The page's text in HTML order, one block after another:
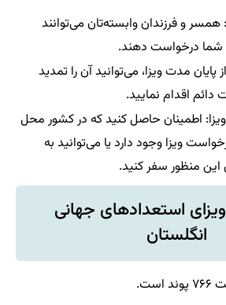
و فرزندان وابسته‌تان می‌توانند
شما درخواست دهند.
پایان مدت ویزا، می‌توانید آن را تمدید
دائم اقدام نمایید.
اطمینان حاصل کنید که در کشور محل
ویزا وجود دارد یا می‌توانید به
این منظور سفر کنید.
استعدادهای جهانی
انگلستان